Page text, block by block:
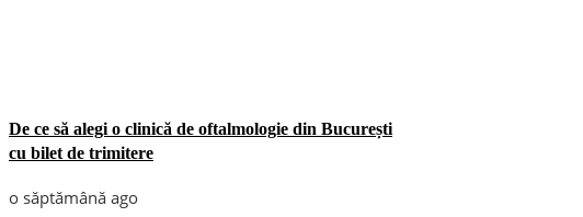
De ce să alegi o clinică de oftalmologie din București
cu bilet de trimitere
o săptămână ago